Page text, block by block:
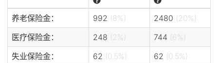
养老保险金： 992 (8%) 2480 (20%)
医疗保险金：
248 (2%) 744 (6%)
失业保险金：
62 (0.5%) 62 (0.5%)